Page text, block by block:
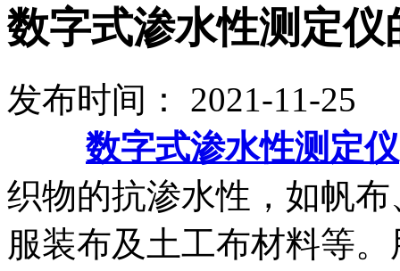
数字式渗水性测定
发布时间： 2021-11-
数字式渗水性测定仪
织物的抗渗水性，如帆
服装布及土工布材料等